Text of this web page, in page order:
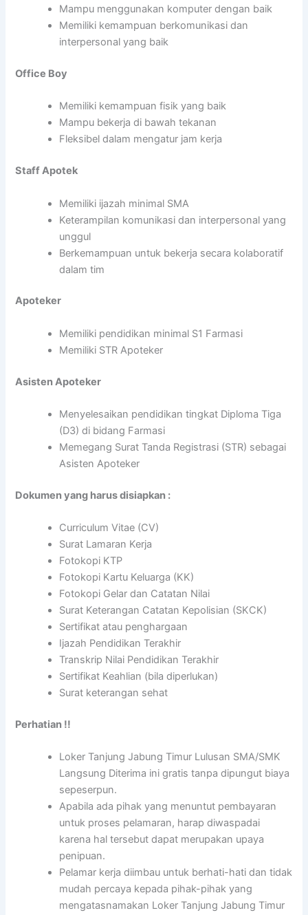
Mampu menggunakan komputer dengan baik
Memiliki kemampuan berkomunikasi dan
interpersonal yang baik
Office Boy
Memiliki kemampuan fisik yang baik
Mampu bekerja di bawah tekanan
Fleksibel dalam mengatur jam kerja
Staff Apotek
Memiliki ijazah minimal SMA
Keterampilan komunikasi dan interpersonal yang
unggul
Berkemampuan untuk bekerja secara kolaboratif
dalam tim
Apoteker
Memiliki pendidikan minimal S1 Farmasi
Memiliki STR Apoteker
Asisten Apoteker
Menyelesaikan pendidikan tingkat Diploma Tiga
(D3) di bidang Farmasi
Memegang Surat Tanda Registrasi (STR) sebagai
Asisten Apoteker
Dokumen yang harus disiapkan :
Curriculum Vitae (CV)
Surat Lamaran Kerja
Fotokopi KTP
Fotokopi Kartu Keluarga (KK)
Fotokopi Gelar dan Catatan Nilai
Surat Keterangan Catatan Kepolisian (SKCK)
Sertifikat atau penghargaan
Ijazah Pendidikan Terakhir
Transkrip Nilai Pendidikan Terakhir
Sertifikat Keahlian (bila diperlukan)
Surat keterangan sehat
Perhatian !!
Loker Tanjung Jabung Timur Lulusan SMA/SMK
Langsung Diterima ini gratis tanpa dipungut biaya
sepeserpun.
Apabila ada pihak yang menuntut pembayaran
untuk proses pelamaran, harap diwaspadai
karena hal tersebut dapat merupakan upaya
penipuan.
Pelamar kerja diimbau untuk berhati-hati dan tidak
mudah percaya kepada pihak-pihak yang
mengatasnamakan Loker Tanjung Jabung Timur